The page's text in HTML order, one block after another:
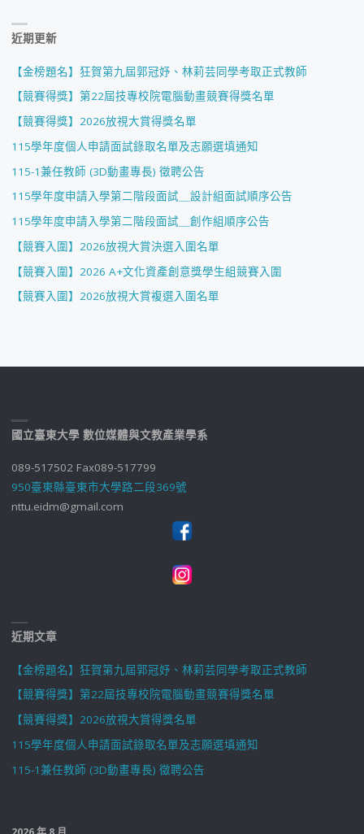
近期更新
【金榜題名】狂賀第九屆郭冠妤、林莉芸同學考取正式教師
【競賽得獎】第22屆技專校院電腦動畫競賽得獎名單
【競賽得獎】2026放視大賞得獎名單
115學年度個人申請面試錄取名單及志願選填通知
115-1兼任教師 (3D動畫專長) 徵聘公告
115學年度申請入學第二階段面試＿設計組面試順序公告
115學年度申請入學第二階段面試＿創作組順序公告
【競賽入圍】2026放視大賞決選入圍名單
【競賽入圍】2026 A+文化資產創意獎學生組競賽入圍
【競賽入圍】2026放視大賞複選入圍名單
國立臺東大學 數位媒體與文教產業學系
089-517502 Fax089-517799
950臺東縣臺東市大學路二段369號
nttu.eidm@gmail.com
近期文章
【金榜題名】狂賀第九屆郭冠妤、林莉芸同學考取正式教師
【競賽得獎】第22屆技專校院電腦動畫競賽得獎名單
【競賽得獎】2026放視大賞得獎名單
115學年度個人申請面試錄取名單及志願選填通知
115-1兼任教師 (3D動畫專長) 徵聘公告